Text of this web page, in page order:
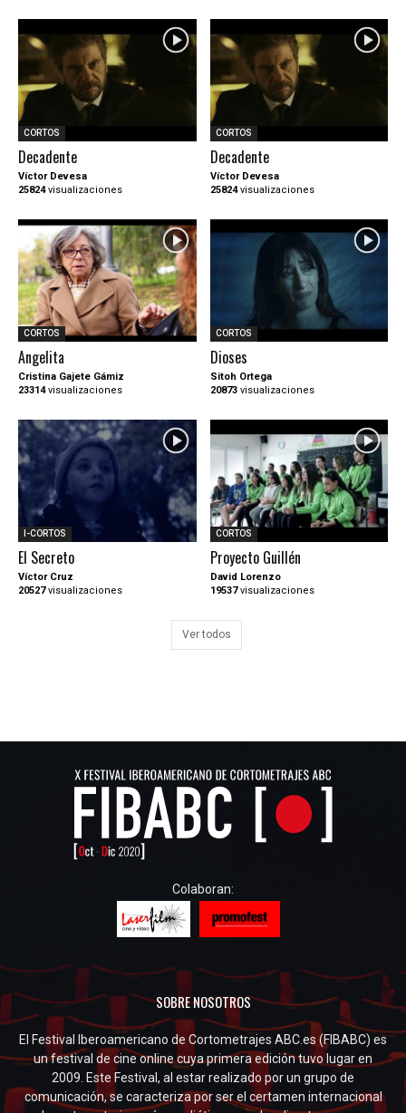
CORTOS
Decadente
Víctor Devesa
25824visualizaciones
CORTOS
Decadente
Víctor Devesa
25824visualizaciones
CORTOS
Angelita
Cristina Gajete Gámiz
23314visualizaciones
CORTOS
Dioses
Sitoh Ortega
20873visualizaciones
I-CORTOS
El Secreto
Víctor Cruz
20527visualizaciones
CORTOS
Proyecto Guillén
David Lorenzo
19537visualizaciones
Ver todos
Colaboran:
SOBRE NOSOTROS
El Festival Iberoamericano de Cortometrajes ABC.es (FIBABC) es
un festival de cine online cuya primera edición tuvo lugar en
2009. Este Festival, al estar realizado por un grupo de
comunicación, se caracteriza por ser el certamen internacional